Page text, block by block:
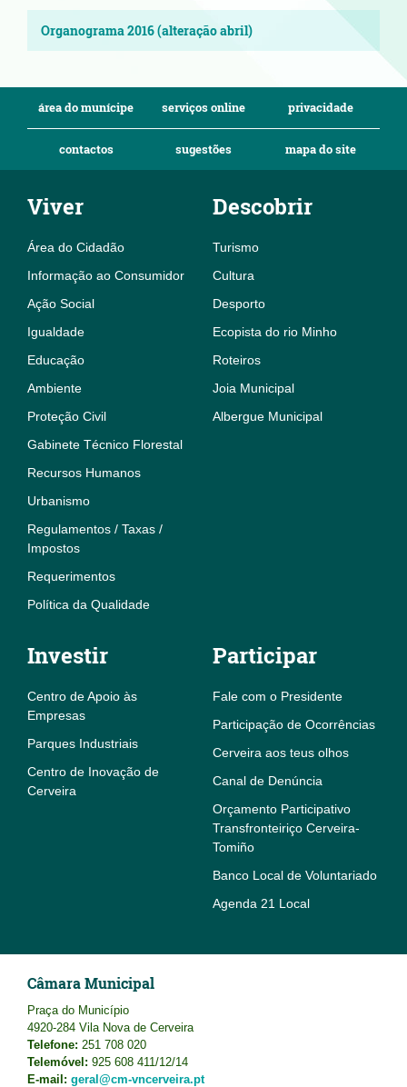
Organograma 2016 (alteração abril)
área do munícipe serviços online privacidade
contactos sugestões mapa do site
Viver
Área do Cidadão
Informação ao Consumidor
Ação Social
Igualdade
Educação
Ambiente
Proteção Civil
Gabinete Técnico Florestal
Recursos Humanos
Urbanismo
Regulamentos / Taxas /
Impostos
Requerimentos
Política da Qualidade
Descobrir
Turismo
Cultura
Desporto
Ecopista do rio Minho
Roteiros
Joia Municipal
Albergue Municipal
Investir
Centro de Apoio às
Empresas
Parques Industriais
Centro de Inovação de
Cerveira
Participar
Fale com o Presidente
Participação de Ocorrências
Cerveira aos teus olhos
Canal de Denúncia
Orçamento Participativo
Transfronteiriço Cerveira-
Tomiño
Banco Local de Voluntariado
Agenda 21 Local
Câmara Municipal
Praça do Município
4920-284 Vila Nova de Cerveira
Telefone: 251 708 020
Telemóvel: 925 608 411/12/14
E-mail: geral@cm-vncerveira.pt